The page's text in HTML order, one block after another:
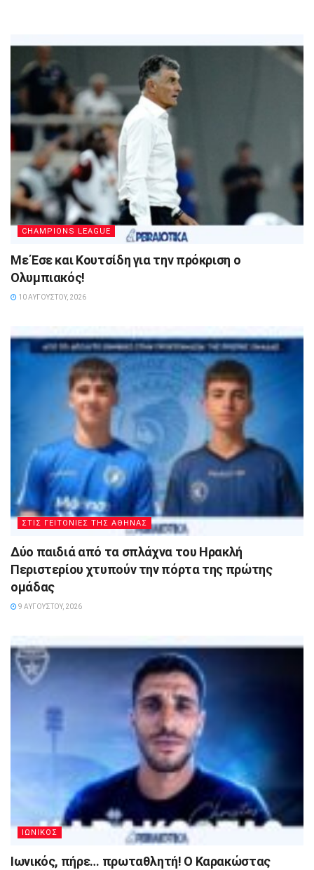
CHAMPIONS LEAGUE
Με Έσε και Κουτσίδη για την πρόκριση ο
Ολυμπιακός!
10 ΑΥΓΟΎΣΤΟΥ, 2026
ΣΤΙΣ ΓΕΙΤΟΝΙΕΣ ΤΗΣ ΑΘΗΝΑΣ
Δύο παιδιά από τα σπλάχνα του Ηρακλή
Περιστερίου χτυπούν την πόρτα της πρώτης
ομάδας
9 ΑΥΓΟΎΣΤΟΥ, 2026
ΙΩΝΙΚΟΣ
Ιωνικός, πήρε… πρωταθλητή! Ο Καρακώστας